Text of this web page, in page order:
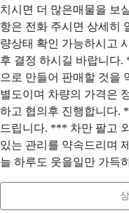
치시면 더 많은매물을 보
항은 전화 주시면 상세히
량상태 확인 가능하시고
후 결정 하시길 바랍니다
으로 만들어 판매할 것을
별도이며 차량의 가격은
하고 협의후 진행합니다.
드립니다. *** 차만 팔고
있는 관리를 약속드리며
늘 하루도 웃을일만 가득